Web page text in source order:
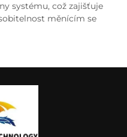
systému, což zajišťuje
měnícím se